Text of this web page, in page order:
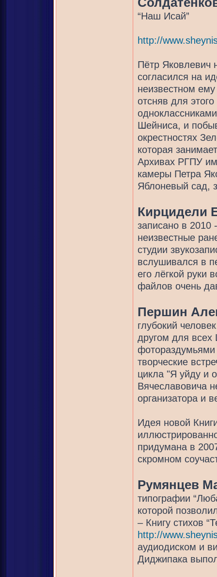
“Наш Исай”
http://
Пётр Яковлевич
согласился на
неизвестном
отсняв для
Шейниса, и
окрестностях
которая
Архивах РГПУ
камеры Петра
Яблоневый сад,
Кирцидели
записано в 2010
неизвестные
студии
вслушивался в
его лёгкой руки
файлов очень
Першин
глубокий
другом для всех
фотораздумьями
творческие
цикла "Я уйду и
Вячеславовича
организатора и
Идея новой
придумана в
скромном
Румянцев
типографии
которой
– Книгу стихов
http://
аудиодиском и
Диджипака